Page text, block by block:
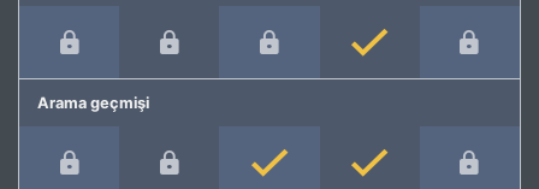
Arama geçmişi